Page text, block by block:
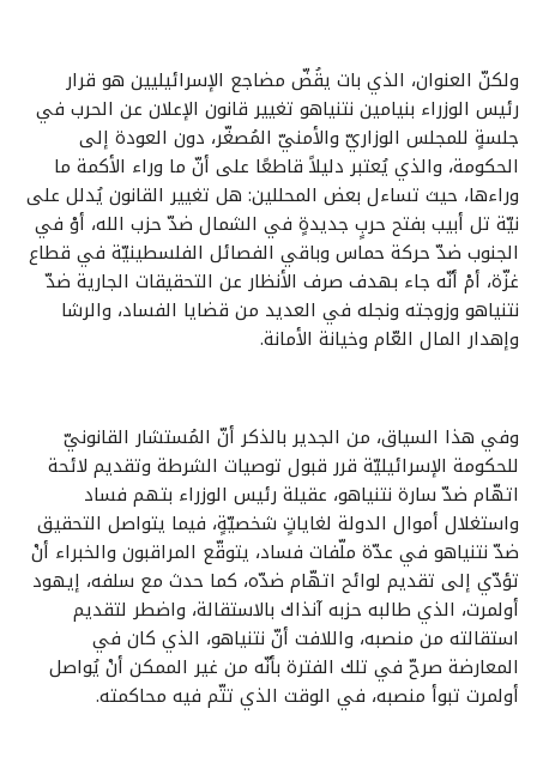
ولكنّ العنوان، الذي بات يقُضّ مضاجع الإسرائيليين هو قرار
رئيس الوزراء بنيامين نتنياهو تغيير قانون الإعلان عن الحرب في
جلسةٍ للمجلس الوزاريّ والأمنيّ المُصغّر، دون العودة إلى
الحكومة، والذي يُعتبر دليلاً قاطعًا على أنّ ما وراء الأكمة ما
وراءها، حيث تساءل بعض المحللين: هل تغيير القانون يُدلل على
نيّة تل أبيب بفتح حربٍ جديدةٍ في الشمال ضدّ حزب الله، أوْ في
الجنوب ضدّ حركة حماس وباقي الفصائل الفلسطينيّة في قطاع
غزّة، أمْ أنّه جاء بهدف صرف الأنظار عن التحقيقات الجارية ضدّ
نتنياهو وزوجته ونجله في العديد من قضايا الفساد، والرشا
وإهدار المال العّام وخيانة الأمانة.
وفي هذا السياق، من الجدير بالذكر أنّ المُستشار القانونيّ
للحكومة الإسرائيليّة قرر قبول توصيات الشرطة وتقديم لائحة
اتهّام ضدّ سارة نتنياهو، عقيلة رئيس الوزراء بتهم فساد
واستغلال أموال الدولة لغاياتٍ شخصيّةٍ، فيما يتواصل التحقيق
ضدّ نتنياهو في عدّة ملّفات فساد، يتوقّع المراقبون والخبراء أنْ
تؤدّي إلى تقديم لوائح اتهّام ضدّه، كما حدث مع سلفه، إيهود
أولمرت، الذي طالبه حزبه آنذاك بالاستقالة، واضطر لتقديم
استقالته من منصبه، واللافت أنّ نتنياهو، الذي كان في
المعارضة صرحّ في تلك الفترة بأنّه من غير الممكن أنْ يُواصل
أولمرت تبوأ منصبه، في الوقت الذي تتّم فيه محاكمته.